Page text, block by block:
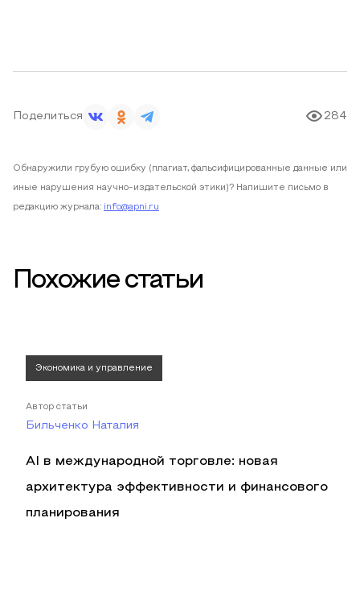
Поделиться 284
Обнаружили грубую ошибку (плагиат, фальсифицированные данные или
иные нарушения научно-издательской этики)? Напишите письмо в
редакцию журнала: info@apni.ru
Похожие статьи
Экономика и управление
Автор статьи
Бильченко Наталия
AI в международной торговле: новая
архитектура эффективности и финансового
планирования